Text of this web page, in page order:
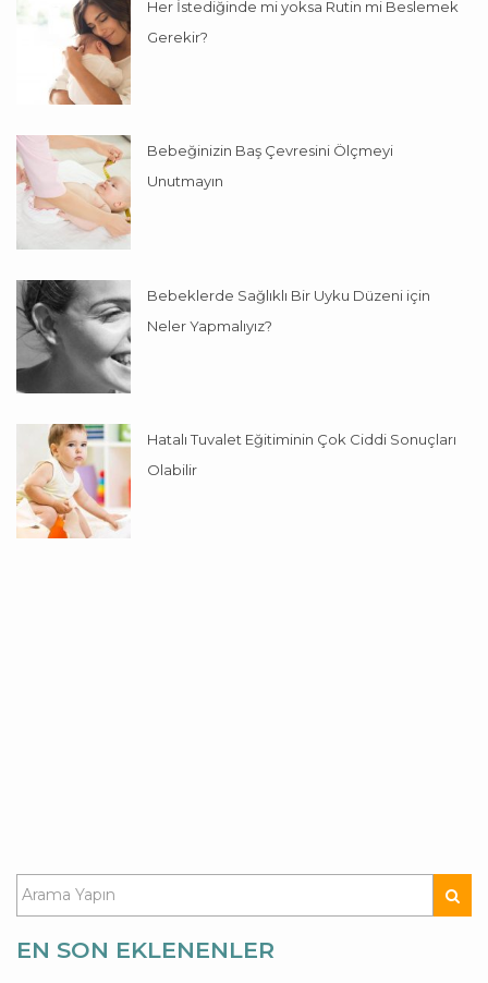
Her İstediğinde mi yoksa Rutin mi Beslemek
Gerekir?
Bebeğinizin Baş Çevresini Ölçmeyi
Unutmayın
Bebeklerde Sağlıklı Bir Uyku Düzeni için
Neler Yapmalıyız?
Hatalı Tuvalet Eğitiminin Çok Ciddi Sonuçları
Olabilir
EN SON EKLENENLER